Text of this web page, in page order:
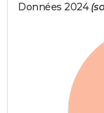
Données 2024